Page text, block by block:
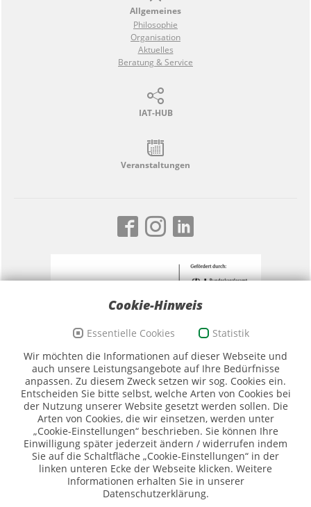
Allgemeines
Philosophie
Organisation
Aktuelles
Beratung & Service
IAT-HUB
Veranstaltungen
(Quelle: BKAmt)
Logo SMK (Quelle SMK)
Cookie-Hinweis
Essentielle Cookies
Statistik
Wir möchten die Informationen auf dieser Webseite und
auch unsere Leistungsangebote auf Ihre Bedürfnisse
anpassen. Zu diesem Zweck setzen wir sog. Cookies ein.
Entscheiden Sie bitte selbst, welche Arten von Cookies bei
der Nutzung unserer Website gesetzt werden sollen. Die
Arten von Cookies, die wir einsetzen, werden unter
„Cookie-Einstellungen“ beschrieben. Sie können Ihre
Einwilligung später jederzeit ändern / widerrufen indem
Sie auf die Schaltfläche „Cookie-Einstellungen“ in der
linken unteren Ecke der Webseite klicken. Weitere
Informationen erhalten Sie in unserer
Datenschutzerklärung.